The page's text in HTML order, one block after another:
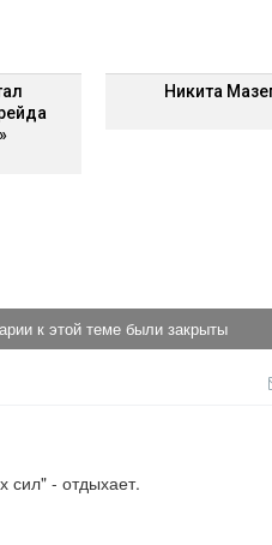
Никита
к этой теме были закрыты
сил" - отдыхает.